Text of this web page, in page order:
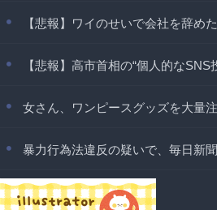
【悲報】ワイのせいで会社を辞め
【悲報】高市首相の“個人的な
女さん、ワンピースグッズを大量
暴力行為法違反の疑いで、毎日新